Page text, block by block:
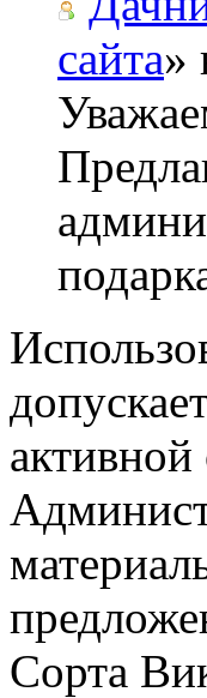
сайта»
Сорта